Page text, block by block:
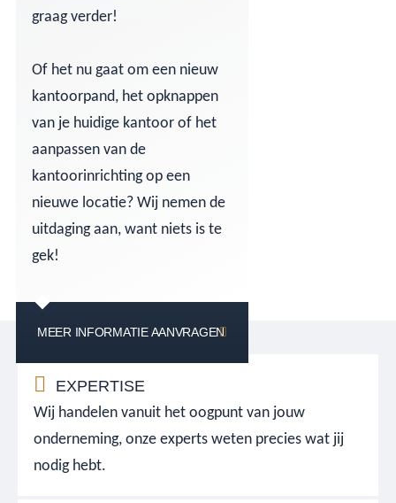
graag verder!
Of het nu gaat om een nieuw
kantoorpand, het opknappen
van je huidige kantoor of het
aanpassen van de
kantoorinrichting op een
nieuwe locatie? Wij nemen de
uitdaging aan, want niets is te
gek!
MEER INFORMATIE AANVRAGEN
EXPERTISE
Wij handelen vanuit het oogpunt van jouw
onderneming, onze experts weten precies wat jij
nodig hebt.